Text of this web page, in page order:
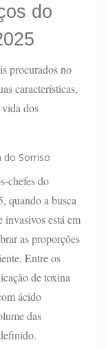
do
procurados no
características,
dos
do Sorriso
chefes do
quando a busca
invasivos está em
as proporções
Entre os
de toxina
ácido
das